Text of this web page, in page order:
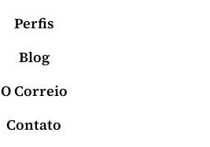
Perfis
Blog
O Correio
Contato